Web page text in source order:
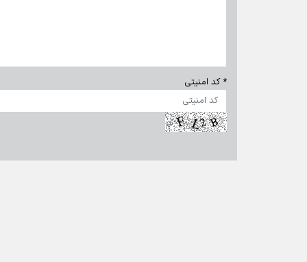
* کد امنیتی